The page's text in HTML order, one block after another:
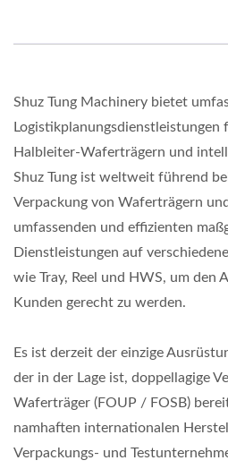
Shuz Tung Machinery bietet
Logistikplanungsdienstleistungen
Halbleiter-Waferträgern und
Shuz Tung ist weltweit führend
Verpackung von Waferträgern
umfassenden und effizienten
Dienstleistungen auf
wie Tray, Reel und HWS, um den
Kunden gerecht zu werden.
Es ist derzeit der einzige
der in der Lage ist, doppellagige
Waferträger (FOUP / FOSB)
namhaften internationalen
Verpackungs- und